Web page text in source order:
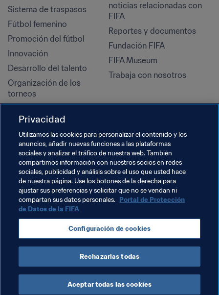
Sistema de traspasos
Fútbol femenino
Promoción del fútbol
Innovación
Desarrollo del talento
Organización de los
torneos
Derechos humanos y lucha
contra la discriminación
Salud y atención médica
Iniciativas educativas
noticias relacionadas con
FIFA
Reportes y documentos
Fundación FIFA
FIFA Museum
Trabaja con nosotros
TÉRMINOS DE SERVICIO
PORTAL DE PROTECCIÓN DE DATOS DE LA FIFA
DESCÁRGALO
CONFIGURACIÓN DE COOKIES
Copyright © 1994 - 2025 FIFA. Reservados todos los derechos.
Privacidad
Utilizamos las cookies para personalizar el contenido y los
anuncios, añadir nuevas funciones a las plataformas
sociales y analizar el tráfico de nuestra web. También
compartimos información con nuestros socios en redes
sociales, publicidad y análisis sobre el uso que usted hace
de nuestra página. Use los botones de la derecha para
ajustar sus preferencias y solicitar que no se vendan ni
compartan sus datos personales. Portal de Protección
de Datos de la FIFA
Configuración de cookies
Rechazarlas todas
Aceptar todas las cookies